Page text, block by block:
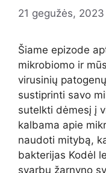
21 gegužės, 2023
Šiame epizode
mikrobiomo ir
virusinių
sustiprinti savo
sutelkti dėmesį į
kalbama apie
naudoti mitybą,
bakterijas Kodėl
svarbu žarnyno